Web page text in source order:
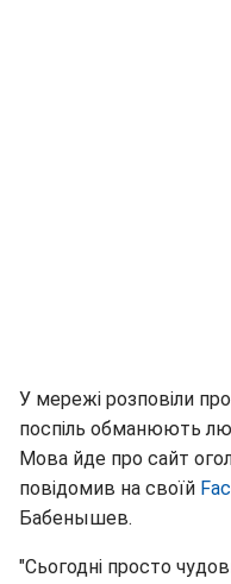
У мережі розповіли
поспіль обманюють
Мова йде про сайт
повідомив на своїй
Бабенышев.
"Сьогодні просто